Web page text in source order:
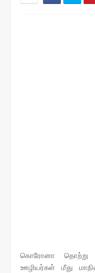
கொரோனா தொற்று
ஊழியர்கள் மீது